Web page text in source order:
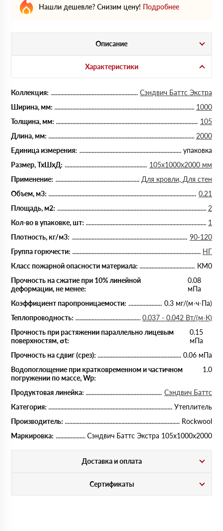
Нашли дешевле? Снизим цену! Подробнее
Описание
Характеристики
Коллекция:
Сэндвич Баттс Экстра
Ширина, мм:
1000
Толщина, мм:
105
Длина, мм:
2000
Единица измерения:
упаковка
Размер, ТхШхД:
105х1000х2000 мм
Применение:
Для кровли, Для стен
Объем, м3:
0.21
Площадь, м2:
2
Кол-во в упаковке, шт:
1
Плотность, кг/м3:
90-120
Группа горючести:
НГ
Класс пожарной опасности материала:
КМ0
Прочность на сжатие при 10% линейной
деформации, не менее:
0.08
мПа
Коэффициент паропроницаемости:
0.3 мг/(м·ч·Па)
Теплопроводность:
0.037 - 0.042 Вт/(м·К)
Прочность при растяжении параллельно лицевым
поверхностям, σt:
0.15
мПа
Прочность на сдвиг (срез):
0.06 мПа
Водопоглощение при кратковременном и частичном
погружении по массе, Wp:
1.0
Продуктовая линейка:
Сэндвич Баттс
Категория:
Утеплитель
Производитель:
Rockwool
Маркировка:
Сэндвич Баттс Экстра 105х1000х2000
Доставка и оплата
Сертификаты